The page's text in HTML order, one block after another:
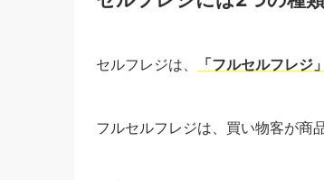
セルフレジは、 「フルセルフレ
フルセルフレジは、買い物客が商